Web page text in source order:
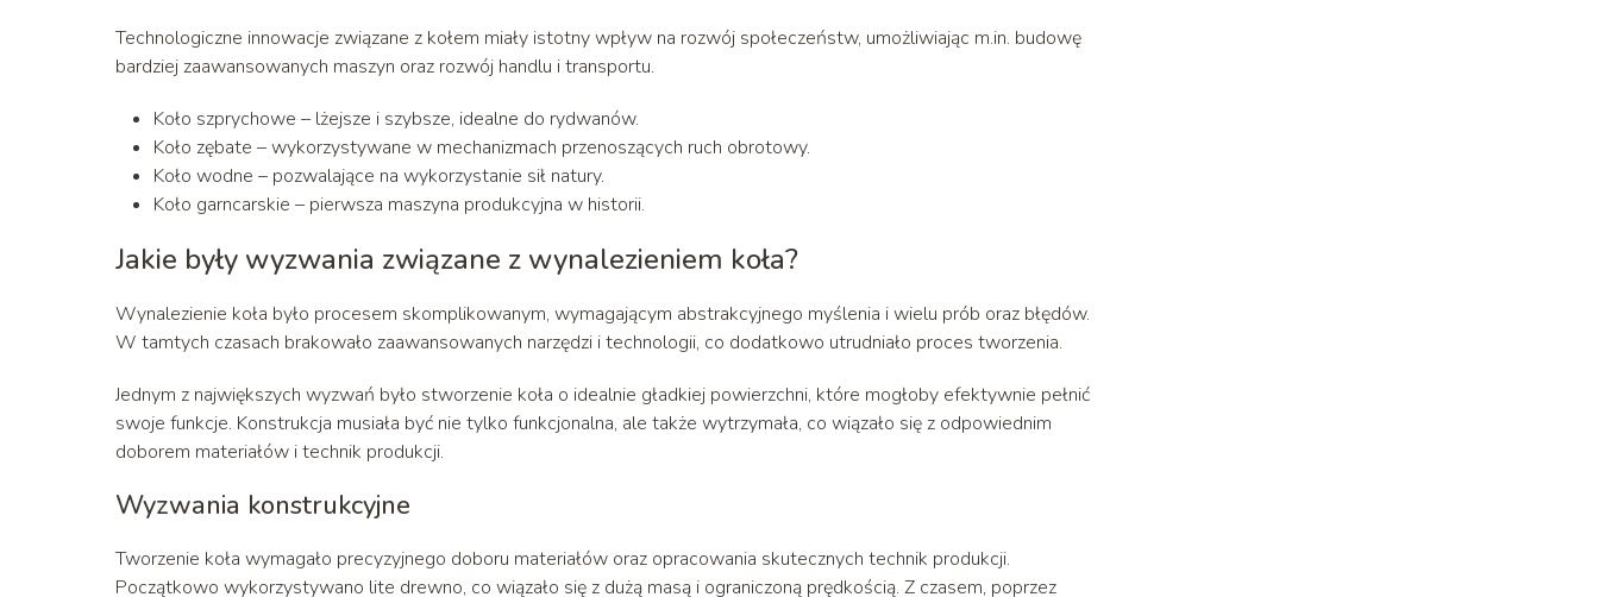
Technologiczne innowacje związane z kołem miały istotny wpływ na rozwój społeczeństw, umożliwiając m.in. budowę
bardziej zaawansowanych maszyn oraz rozwój handlu i transportu.
Koło szprychowe – lżejsze i szybsze, idealne do rydwanów.
Koło zębate – wykorzystywane w mechanizmach przenoszących ruch obrotowy.
Koło wodne – pozwalające na wykorzystanie sił natury.
Koło garncarskie – pierwsza maszyna produkcyjna w historii.
Jakie były wyzwania związane z wynalezieniem koła?
Wynalezienie koła było procesem skomplikowanym, wymagającym abstrakcyjnego myślenia i wielu prób oraz błędów.
W tamtych czasach brakowało zaawansowanych narzędzi i technologii, co dodatkowo utrudniało proces tworzenia.
Jednym z największych wyzwań było stworzenie koła o idealnie gładkiej powierzchni, które mogłoby efektywnie pełnić
swoje funkcje. Konstrukcja musiała być nie tylko funkcjonalna, ale także wytrzymała, co wiązało się z odpowiednim
doborem materiałów i technik produkcji.
Wyzwania konstrukcyjne
Tworzenie koła wymagało precyzyjnego doboru materiałów oraz opracowania skutecznych technik produkcji.
Początkowo wykorzystywano lite drewno, co wiązało się z dużą masą i ograniczoną prędkością. Z czasem, poprzez